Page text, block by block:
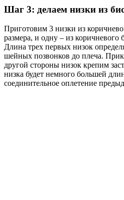
Шаг 3: делаем низки из
Приготовим 3 низки из
размера, и одну – из коричневого
Длина трех первых низок
шейных позвонков до плеча.
другой стороны низок крепим
низка будет немного большей
соединительное оплетение